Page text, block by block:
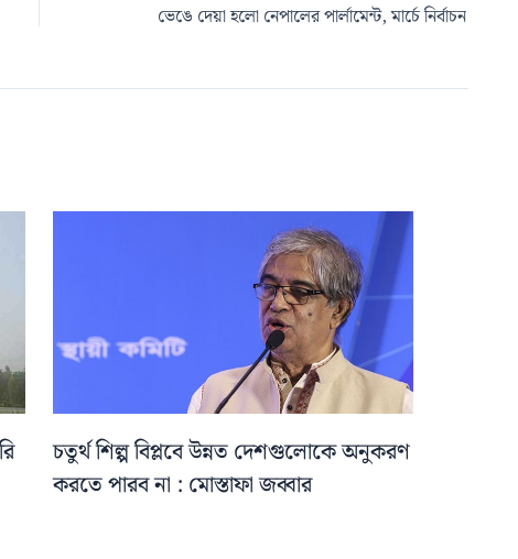
ভেঙে দেয়া হলো নেপালের পার্লামেন্ট, মার্চে নির্বাচন
চতুর্থ শিল্প বিপ্লবে উন্নত দেশগুলোকে অনুকরণ
করতে পারব না : মোস্তাফা জব্বার